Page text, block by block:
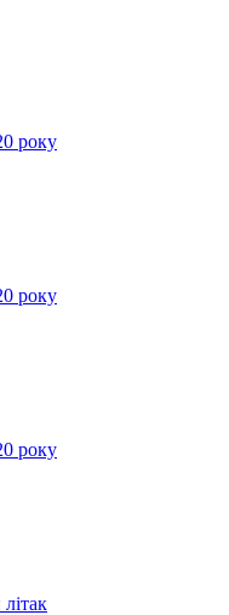
року
року
року